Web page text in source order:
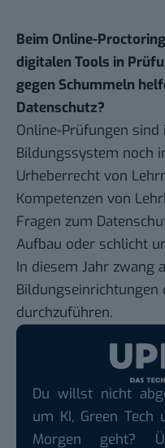
Beim Online-
digitalen Tools in
gegen Schummeln
Datenschutz?
Online-Prüfungen sind
Bildungssystem noch
Urheberrecht von
Kompetenzen von
Fragen zum
Aufbau oder schlicht
In diesem Jahr zwang
Bildungseinrichtungen
durchzuführen.
Du willst nicht
um KI, Green Tech
Morgen geht?